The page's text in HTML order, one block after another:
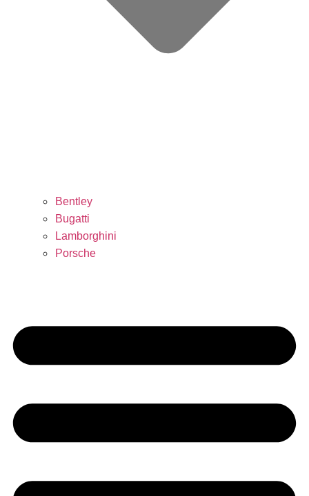
Bentley
Bugatti
Lamborghini
Porsche